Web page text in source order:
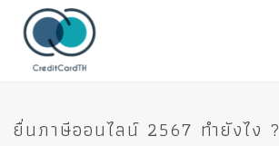
ยื่นภาษีออนไลน์ 2567 ทำยังไง ?